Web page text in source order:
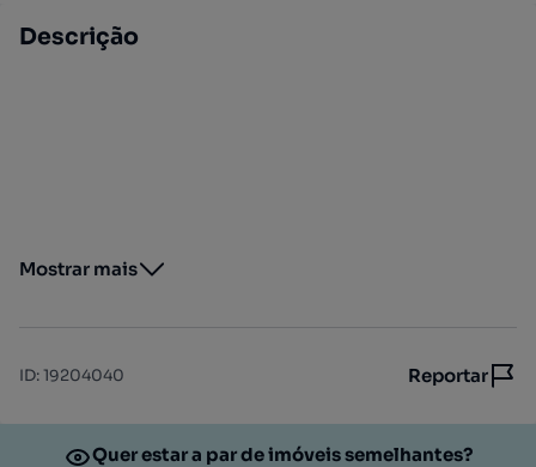
Descrição
Mostrar mais
ID:19204040 Reportar
Quer estar a par de imóveis semelhantes?